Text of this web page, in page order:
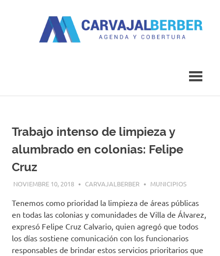
Trabajo intenso de limpieza y
alumbrado en colonias: Felipe
Cruz
NOVIEMBRE 10, 2018 CARVAJALBERBER MUNICIPIOS
Tenemos como prioridad la limpieza de áreas públicas
en todas las colonias y comunidades de Villa de Álvarez,
expresó Felipe Cruz Calvario, quien agregó que todos
los días sostiene comunicación con los funcionarios
responsables de brindar estos servicios prioritarios que